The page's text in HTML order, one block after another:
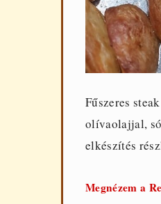
Fűszeres
olívaolajjal,
elkészítés
Megnézem a